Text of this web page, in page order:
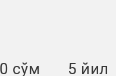
сўм 5 йил